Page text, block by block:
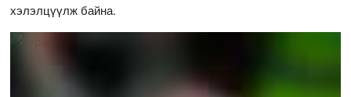
хэлэлцүүлж байна.